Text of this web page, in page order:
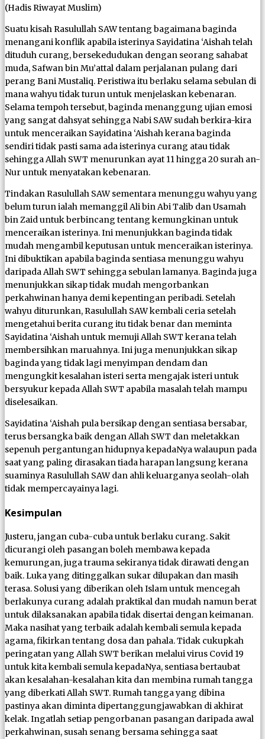
(Hadis Riwayat Muslim)
Suatu kisah Rasulullah SAW tentang bagaimana baginda
menangani konflik apabila isterinya Sayidatina ‘Aishah telah
dituduh curang, bersekedudukan dengan seorang sahabat
muda, Safwan bin Mu’attal dalam perjalanan pulang dari
perang Bani Mustaliq. Peristiwa itu berlaku selama sebulan di
mana wahyu tidak turun untuk menjelaskan kebenaran.
Selama tempoh tersebut, baginda menanggung ujian emosi
yang sangat dahsyat sehingga Nabi SAW sudah berkira-kira
untuk menceraikan Sayidatina ‘Aishah kerana baginda
sendiri tidak pasti sama ada isterinya curang atau tidak
sehingga Allah SWT menurunkan ayat 11 hingga 20 surah an-
Nur untuk menyatakan kebenaran.
Tindakan Rasulullah SAW sementara menunggu wahyu yang
belum turun ialah memanggil Ali bin Abi Talib dan Usamah
bin Zaid untuk berbincang tentang kemungkinan untuk
menceraikan isterinya. Ini menunjukkan baginda tidak
mudah mengambil keputusan untuk menceraikan isterinya.
Ini dibuktikan apabila baginda sentiasa menunggu wahyu
daripada Allah SWT sehingga sebulan lamanya. Baginda juga
menunjukkan sikap tidak mudah mengorbankan
perkahwinan hanya demi kepentingan peribadi. Setelah
wahyu diturunkan, Rasulullah SAW kembali ceria setelah
mengetahui berita curang itu tidak benar dan meminta
Sayidatina ‘Aishah untuk memuji Allah SWT kerana telah
membersihkan maruahnya. Ini juga menunjukkan sikap
baginda yang tidak lagi menyimpan dendam dan
mengungkit kesalahan isteri serta mengajak isteri untuk
bersyukur kepada Allah SWT apabila masalah telah mampu
diselesaikan.
Sayidatina ‘Aishah pula bersikap dengan sentiasa bersabar,
terus bersangka baik dengan Allah SWT dan meletakkan
sepenuh pergantungan hidupnya kepadaNya walaupun pada
saat yang paling dirasakan tiada harapan langsung kerana
suaminya Rasulullah SAW dan ahli keluarganya seolah-olah
tidak mempercayainya lagi.
Kesimpulan
Justeru, jangan cuba-cuba untuk berlaku curang. Sakit
dicurangi oleh pasangan boleh membawa kepada
kemurungan, juga trauma sekiranya tidak dirawati dengan
baik. Luka yang ditinggalkan sukar dilupakan dan masih
terasa. Solusi yang diberikan oleh Islam untuk mencegah
berlakunya curang adalah praktikal dan mudah namun berat
untuk dilaksanakan apabila tidak disertai dengan keimanan.
Maka nasihat yang terbaik adalah kembali semula kepada
agama, fikirkan tentang dosa dan pahala. Tidak cukupkah
peringatan yang Allah SWT berikan melalui virus Covid 19
untuk kita kembali semula kepadaNya, sentiasa bertaubat
akan kesalahan-kesalahan kita dan membina rumah tangga
yang diberkati Allah SWT. Rumah tangga yang dibina
pastinya akan diminta dipertanggungjawabkan di akhirat
kelak. Ingatlah setiap pengorbanan pasangan daripada awal
perkahwinan, susah senang bersama sehingga saat